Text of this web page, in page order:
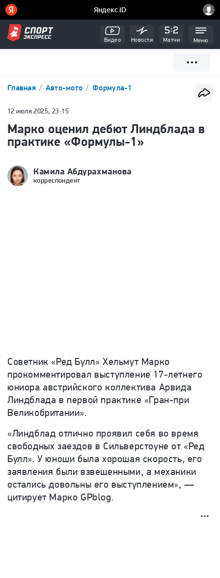
Видео Новости Матчи Меню
Главная Авто-мото Формула-1
12 июля 2025, 23:15
Марко оценил дебют Линдблада в
практике «Формулы-1»
Камила Абдурахманова
корреспондент
Советник «Ред Булл» Хельмут Марко
прокомментировал выступление 17-летнего
юниора австрийского коллектива Арвида
Линдблада в первой практике «Гран-при
Великобритании».
«Линдблад отлично проявил себя во время
свободных заездов в Сильверстоуне от «Ред
Булл». У юноши была хорошая скорость, его
заявления были взвешенными, а механики
остались довольны его выступлением», —
цитирует Марко GPblog.